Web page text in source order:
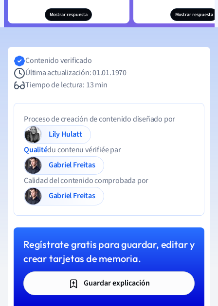
Mostrar respuesta Mostrar respuesta
Contenido verificado
Última actualización: 01.01.1970
Tiempo de lectura: 13 min
Proceso de creación de contenido diseñado por
Lily Hulatt
Qualitédu contenu vérifiée par
Gabriel Freitas
Calidad del contenido comprobada por
Gabriel Freitas
Regístrate gratis para guardar, editar y
crear tarjetas de memoria.
Guardar explicación